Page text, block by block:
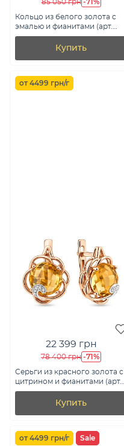
85 050 грн
Кольцо из белого золота с
эмалью и фианитами (арт.
152966беч)
Купить
от 4499 грн/г
22 399 грн
78 400 грн -71%
Серьги из красного золота с
цитрином и фианитами (арт.
110423Пц)
Купить
от 4499 грн/г Sale